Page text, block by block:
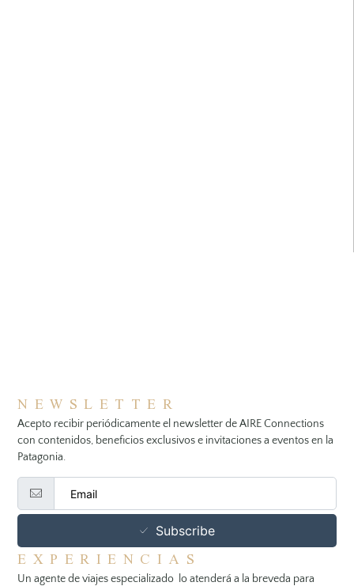
NEWSLETTER
Acepto recibir periódicamente el newsletter de AIRE Connections
con contenidos, beneficios exclusivos e invitaciones a eventos en la
Patagonia.
Subscribe
EXPERIENCIAS
Un agente de viajes especializado lo atenderá a la breveda para